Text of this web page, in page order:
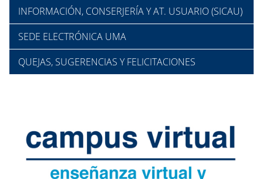
INFORMACIÓN, CONSERJERÍA Y AT. USUARIO (SICAU)
SEDE ELECTRÓNICA UMA
QUEJAS, SUGERENCIAS Y FELICITACIONES